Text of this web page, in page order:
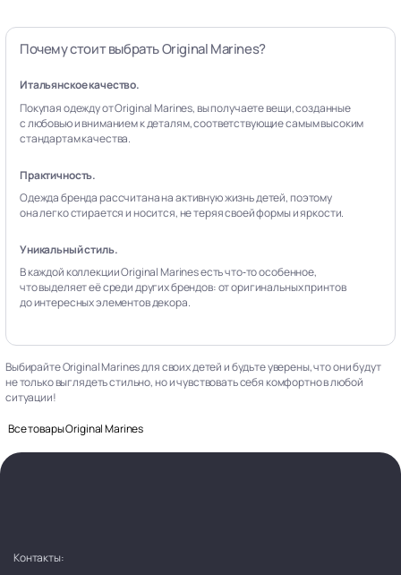
Почему стоит выбрать Original Marines?
Итальянское качество.
Покупая одежду от Original Marines, вы получаете вещи, созданные
с любовью и вниманием к деталям, соответствующие самым высоким
стандартам качества.
Практичность.
Одежда бренда рассчитана на активную жизнь детей, поэтому
она легко стирается и носится, не теряя своей формы и яркости.
Уникальный стиль.
В каждой коллекции Original Marines есть что‑то особенное,
что выделяет её среди других брендов: от оригинальных принтов
до интересных элементов декора.
Выбирайте Original Marines для своих детей и будьте уверены, что они будут
не только выглядеть стильно, но и чувствовать себя комфортно в любой
ситуации!
Все товары Original Marines
Контакты: